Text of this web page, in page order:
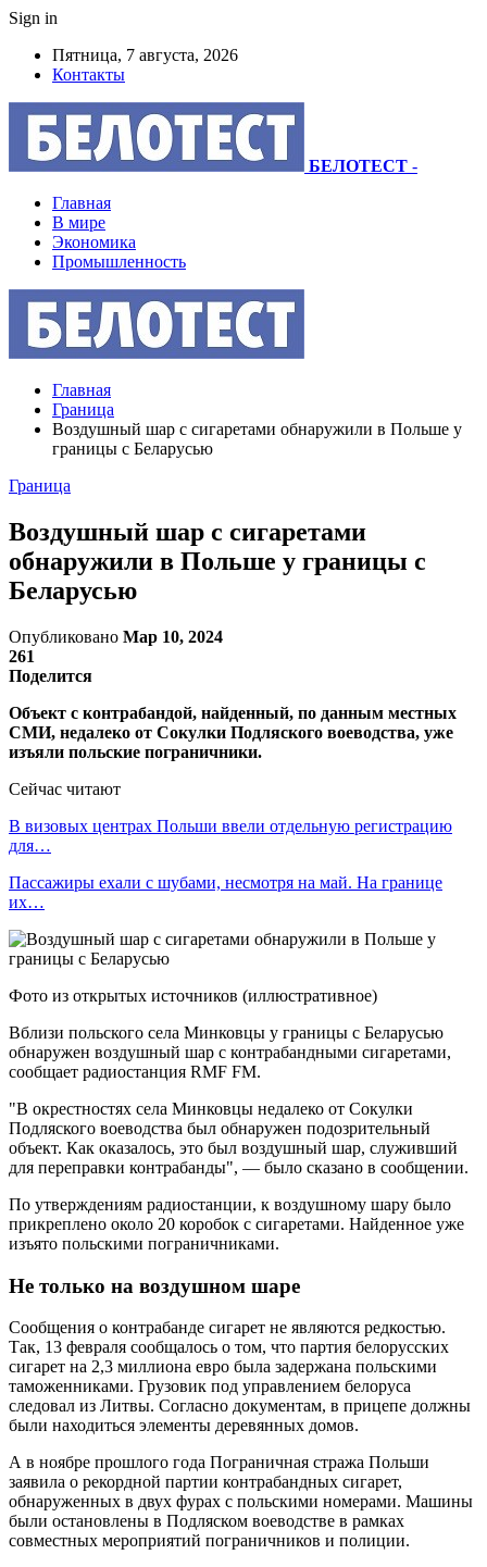
Sign in
Пятница, 7 августа, 2026
Контакты
БЕЛОТЕСТ -
Главная
В мире
Экономика
Промышленность
Главная
Граница
Воздушный шар с сигаретами обнаружили в Польше у
границы с Беларусью
Граница
Воздушный шар с сигаретами
обнаружили в Польше у границы с
Беларусью
Опубликовано Мар 10, 2024
261
Поделится
Объект с контрабандой, найденный, по данным местных
СМИ, недалеко от Сокулки Подляского воеводства, уже
изъяли польские пограничники.
Сейчас читают
В визовых центрах Польши ввели отдельную регистрацию
для…
Пассажиры ехали с шубами, несмотря на май. На границе
их…
Фото из открытых источников (иллюстративное)
Вблизи польского села Минковцы у границы с Беларусью
обнаружен воздушный шар с контрабандными сигаретами,
сообщает радиостанция RMF FM.
"В окрестностях села Минковцы недалеко от Сокулки
Подляского воеводства был обнаружен подозрительный
объект. Как оказалось, это был воздушный шар, служивший
для переправки контрабанды", — было сказано в сообщении.
По утверждениям радиостанции, к воздушному шару было
прикреплено около 20 коробок с сигаретами. Найденное уже
изъято польскими пограничниками.
Не только на воздушном шаре
Сообщения о контрабанде сигарет не являются редкостью.
Так, 13 февраля сообщалось о том, что партия белорусских
сигарет на 2,3 миллиона евро была задержана польскими
таможенниками. Грузовик под управлением белоруса
следовал из Литвы. Согласно документам, в прицепе должны
были находиться элементы деревянных домов.
А в ноябре прошлого года Пограничная стража Польши
заявила о рекордной партии контрабандных сигарет,
обнаруженных в двух фурах с польскими номерами. Машины
были остановлены в Подляском воеводстве в рамках
совместных мероприятий пограничников и полиции.